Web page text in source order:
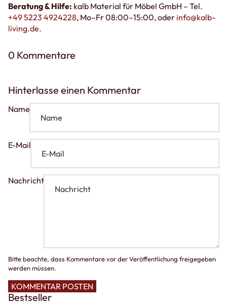
Beratung & Hilfe: kalb Material für Möbel GmbH – Tel.
+49 5223 4924228, Mo–Fr 08:00–15:00, oder info@kalb-
living.de.
0 Kommentare
Hinterlasse einen Kommentar
Name
E-Mail
Nachricht
Bitte beachte, dass Kommentare vor der Veröffentlichung freigegeben
werden müssen.
KOMMENTAR POSTEN
Bestseller